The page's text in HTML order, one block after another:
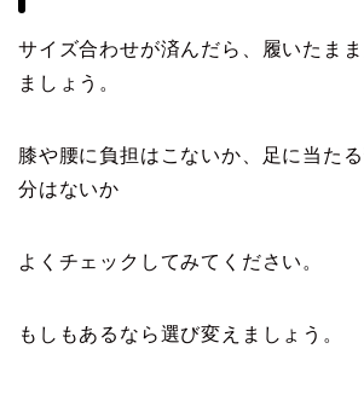
サイズ合わせが済んだら、履いたま
ましょう。
膝や腰に負担はこないか、足に当た
分はないか
よくチェックしてみてください。
もしもあるなら選び変えましょう。